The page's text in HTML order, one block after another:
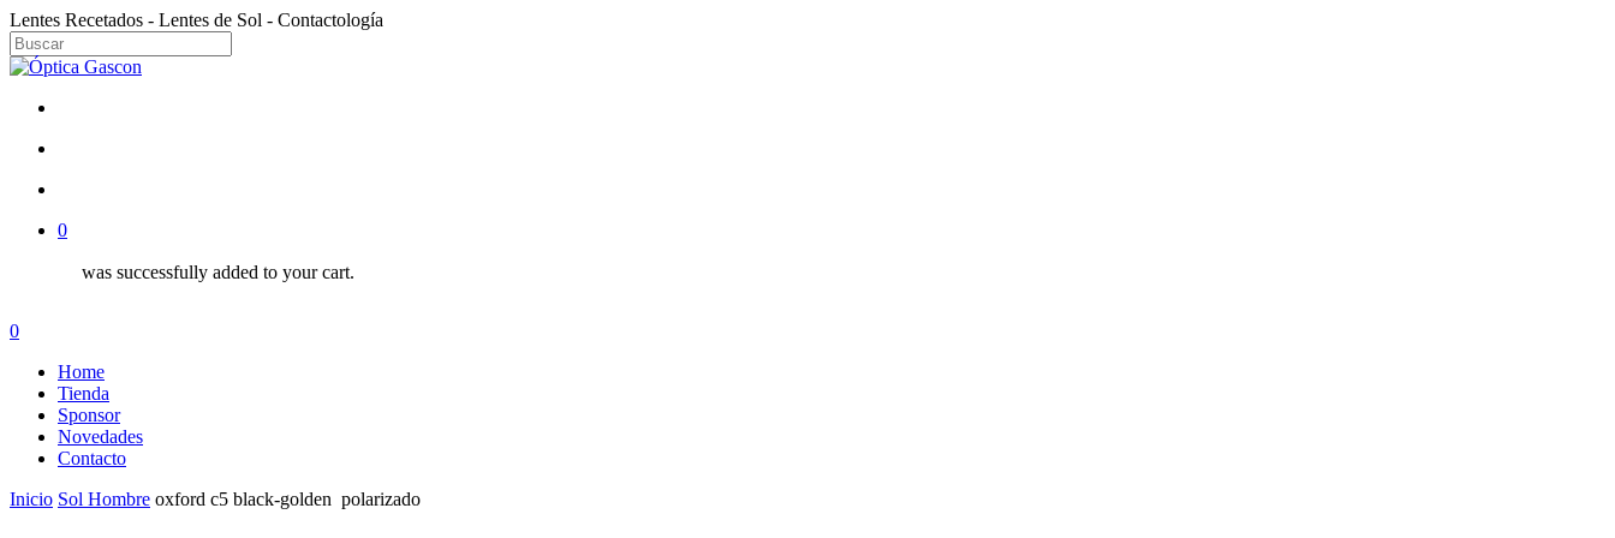
Skip
to
main
content
Lentes Recetados - Lentes de Sol - Contactología
Close
0
was successfully added to your cart.
Menu
search
account
0
Home
Tienda
Sponsor
Novedades
Contacto
Inicio Sol Hombre oxford c5 black-golden polarizado